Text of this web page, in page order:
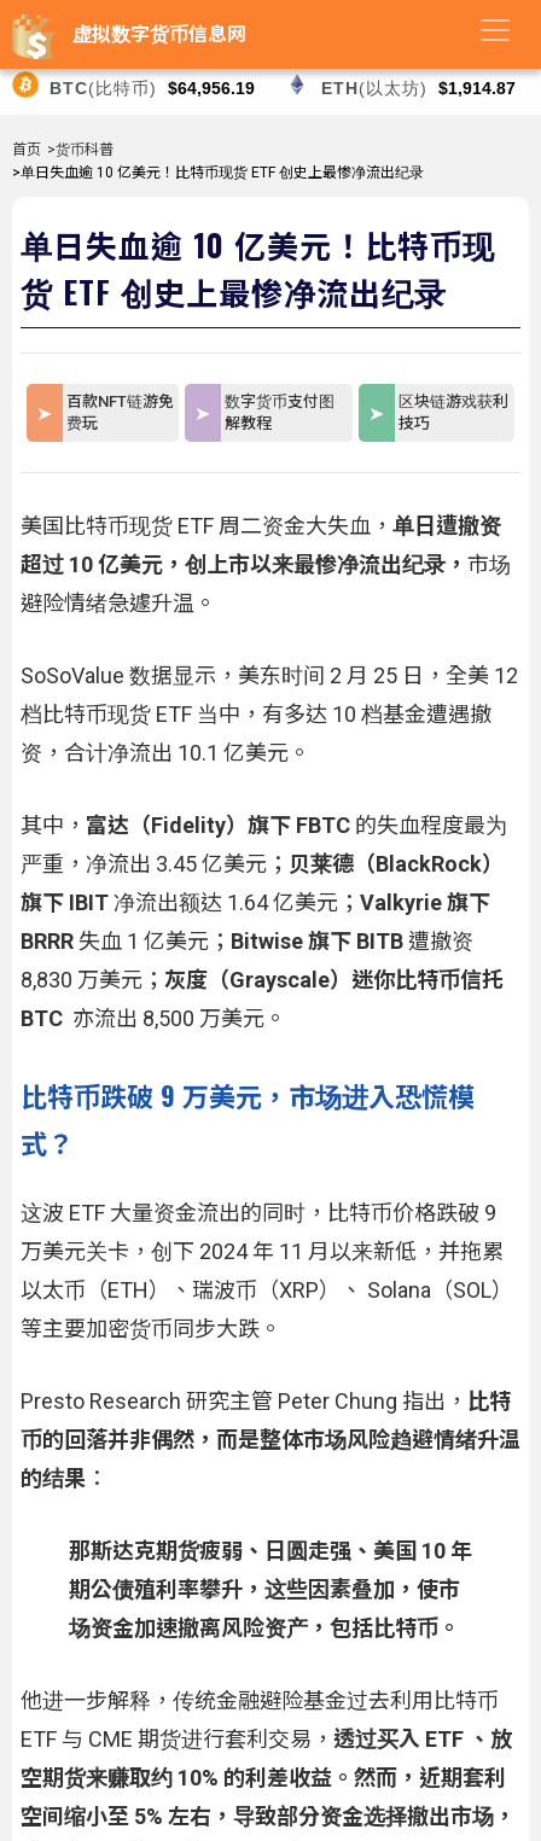
虚拟数字货币信息网
BTC(比特币) $64,956.19 ETH(以太坊) $1,914.87
首页 >货币科普
>单日失血逾 10 亿美元！比特币现货 ETF 创史上最惨净流出纪录
单日失血逾 10 亿美元！比特币现
货 ETF 创史上最惨净流出纪录
百款NFT链游免
费玩
数字货币支付图
解教程
区块链游戏获利
技巧
美国比特币现货 ETF 周二资金大失血， 单日遭撤资
超过 10 亿美元，创上市以来最惨净流出纪录， 市场
避险情绪急遽升温。
SoSoValue 数据显示，美东时间 2 月 25 日，全美 12
档比特币现货 ETF 当中，有多达 10 档基金遭遇撤
资，合计净流出 10.1 亿美元。
其中， 富达（Fidelity）旗下 FBTC的失血程度最为
严重，净流出 3.45 亿美元； 贝莱德（BlackRock）
旗下 IBIT净流出额达 1.64 亿美元； Valkyrie 旗下
BRRR失血 1 亿美元； Bitwise 旗下 BITB遭撤资
8,830 万美元； 灰度（Grayscale）迷你比特币信托
BTC 亦流出 8,500 万美元。
比特币跌破 9 万美元，市场进入恐慌模
式？
这波 ETF 大量资金流出的同时，比特币价格跌破 9
万美元关卡，创下 2024 年 11 月以来新低，并拖累
以太币（ETH）、瑞波币（XRP）、 Solana（SOL）
等主要加密货币同步大跌。
Presto Research 研究主管 Peter Chung 指出， 比特
币的回落并非偶然，而是整体市场风险趋避情绪升温
的结果 ：
那斯达克期货疲弱、日圆走强、美国 10 年
期公债殖利率攀升，这些因素叠加，使市
场资金加速撤离风险资产，包括比特币。
他进一步解释，传统金融避险基金过去利用比特币
ETF 与 CME 期货进行套利交易， 透过买入 ETF 、放
空期货来赚取约 10% 的利差收益。然而，近期套利
空间缩小至 5% 左右，导致部分资金选择撤出市场，